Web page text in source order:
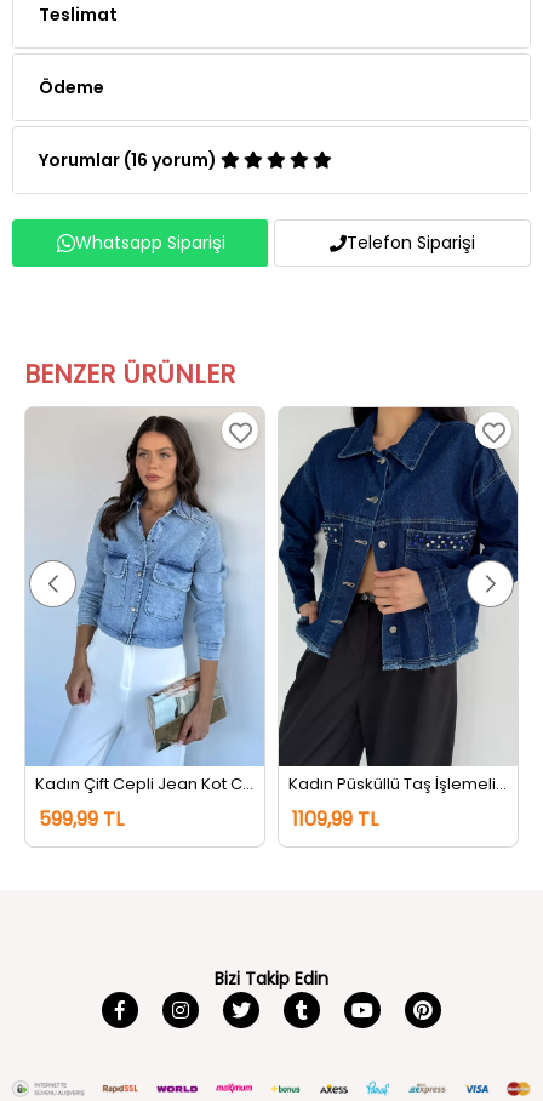
Teslimat
Ödeme
Yorumlar (16 yorum)
Whatsapp Siparişi Telefon Siparişi
BENZER ÜRÜNLER
Kadın Çift Cepli Jean Kot Ceket Buzmavisi
599,99 TL
Kadın Püsküllü Taş İşlemeli Jean Kot Ceket Lacivert
1109,99 TL
Bizi Takip Edin